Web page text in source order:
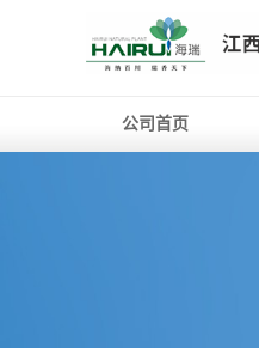
公司首页